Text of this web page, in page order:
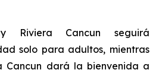
Riviera Cancun seguirá
solo para adultos, mientras
Cancun dará la bienvenida a